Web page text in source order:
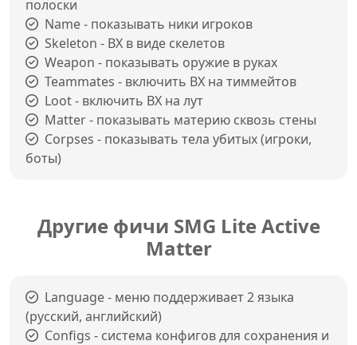
полоски
Name - показывать ники игроков
Skeleton - ВХ в виде скелетов
Weapon - показывать оружие в руках
Teammates - включить ВХ на тиммейтов
Loot - включить ВХ на лут
Matter - показывать материю сквозь стены
Corpses - показывать тела убитых (игроки,
боты)
Другие фичи SMG Lite Active
Matter
Language - меню поддерживает 2 языка
(русский, английский)
Configs - система конфигов для сохранения и